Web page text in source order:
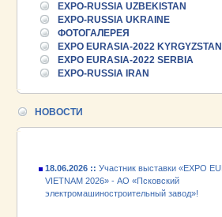
EXPO-RUSSIA UZBEKISTAN
EXPO-RUSSIA UKRAINE
ФОТОГАЛЕРЕЯ
EXPO EURASIA-2022 KYRGYZSTAN
EXPO EURASIA-2022 SERBIA
EXPO-RUSSIA IRAN
НОВОСТИ
25.06.2026 ::Пост-релиз
25.06.2026 :: Деловая программа EXPO
VIETNAM 2026
24.06.2026 ::Открытие VII Международной
промышленной выставки «EXPO EURASIA
VIETNAM 2026» - АО «Псковский
электромашиностроительный завод»!